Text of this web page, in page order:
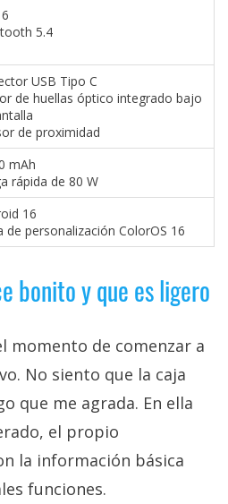
5.4
USB Tipo C
de huellas óptico integrado bajo
de proximidad
mAh
rápida de 80 W
16
de personalización ColorOS 16
bonito y que es ligero
momento de comenzar a
No siento que la caja
que me agrada. En ella
el propio
la información básica
funciones.